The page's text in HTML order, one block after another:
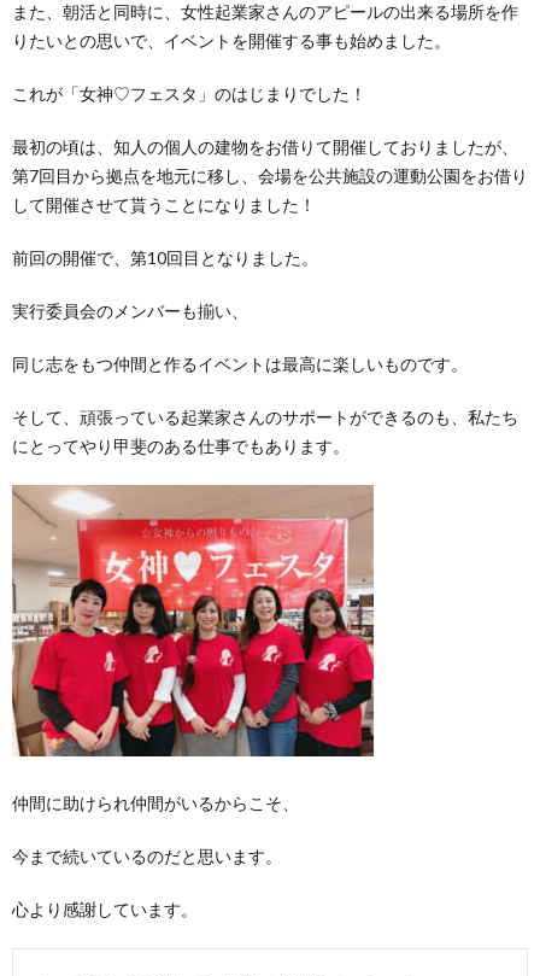
また、朝活と同時に、女性起業家さんのアピールの出来る場所を作
りたいとの思いで、イベントを開催する事も始めました。
これが「女神♡フェスタ」のはじまりでした！
最初の頃は、知人の個人の建物をお借りて開催しておりましたが、
第7回目から拠点を地元に移し、会場を公共施設の運動公園をお借り
して開催させて貰うことになりました！
前回の開催で、第10回目となりました。
実行委員会のメンバーも揃い、
同じ志をもつ仲間と作るイベントは最高に楽しいものです。
そして、頑張っている起業家さんのサポートができるのも、私たち
にとってやり甲斐のある仕事でもあります。
仲間に助けられ仲間がいるからこそ、
今まで続いているのだと思います。
心より感謝しています。